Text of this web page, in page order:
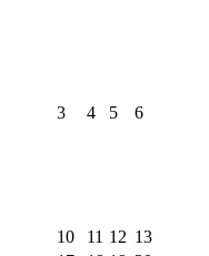
3 4 5 6
10
11 12 13